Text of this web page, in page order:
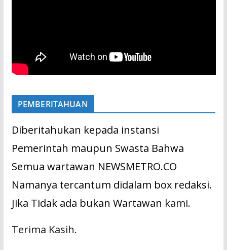
PEMBERITAHUAN
Diberitahukan kepada instansi
Pemerintah maupun Swasta Bahwa
Semua wartawan NEWSMETRO.CO
Namanya tercantum didalam box redaksi.
Jika Tidak ada bukan Wartawan kami.
Terima Kasih.